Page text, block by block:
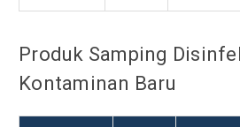
Produk Samping
Kontaminan Baru